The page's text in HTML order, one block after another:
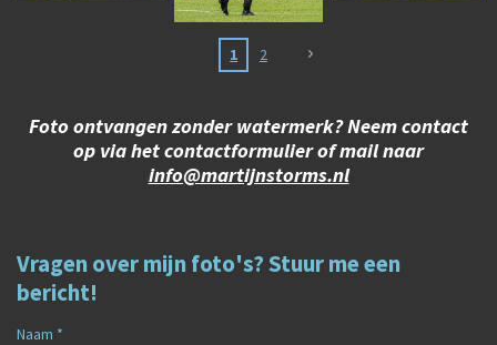
1 2
Foto ontvangen zonder watermerk? Neem contact
op via het contactformulier of mail naar
info@martijnstorms.nl
Vragen over mijn foto's? Stuur me een
bericht!
Naam *